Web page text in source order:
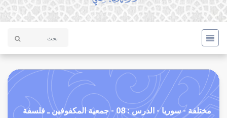
مختلفة - سوريا - الدرس : 08 - جمعية المكفوفين ـ فلسفة